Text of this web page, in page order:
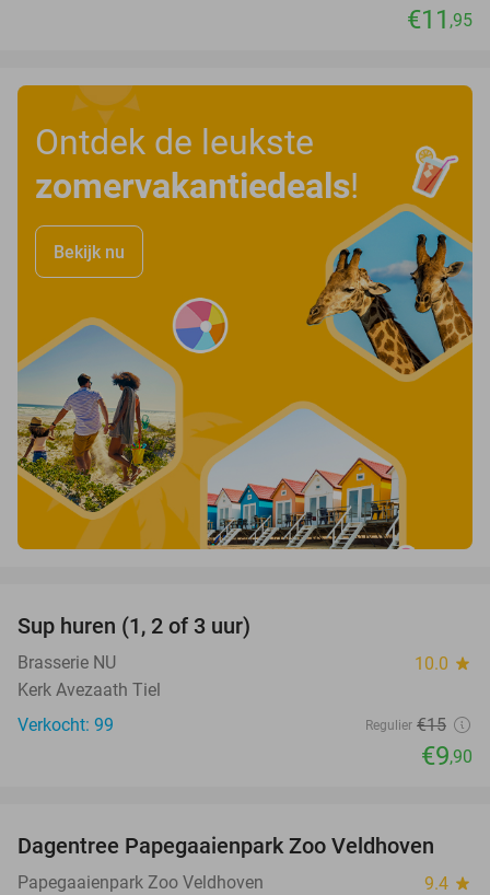
€11 ,95
Ontdek de leukste
zomervakantiedeals!
Bekijk nu
Sup huren (1, 2 of 3 uur)
Brasserie NU 10.0 star
Kerk Avezaath Tiel
Verkocht: 99
Regulier €15
€9,90
26%
Dagentree Papegaaienpark Zoo Veldhoven
Papegaaienpark Zoo Veldhoven 9.4 star